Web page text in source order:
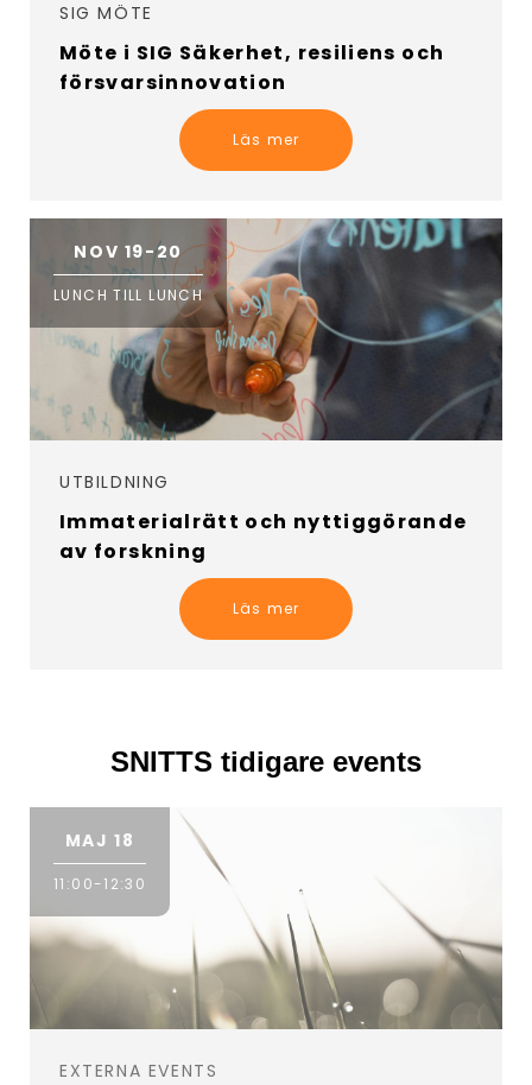
SIG MÖTE
Möte i SIG Säkerhet, resiliens och
försvarsinnovation
Läs mer
NOV 19-20
LUNCH TILL LUNCH
UTBILDNING
Immaterialrätt och nyttiggörande
av forskning
Läs mer
SNITTS tidigare events
MAJ 18
11:00-12:30
EXTERNA EVENTS